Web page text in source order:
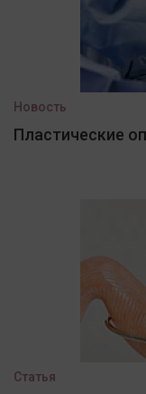
Новость
Пластические
Статья